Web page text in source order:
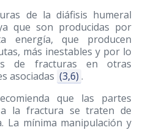
de la diáfisis humeral
que son producidas por
energía, que producen
más inestables y por lo
de fracturas en otras
asociadas (3,6) .
que las partes
la fractura se traten de
La mínima manipulación y